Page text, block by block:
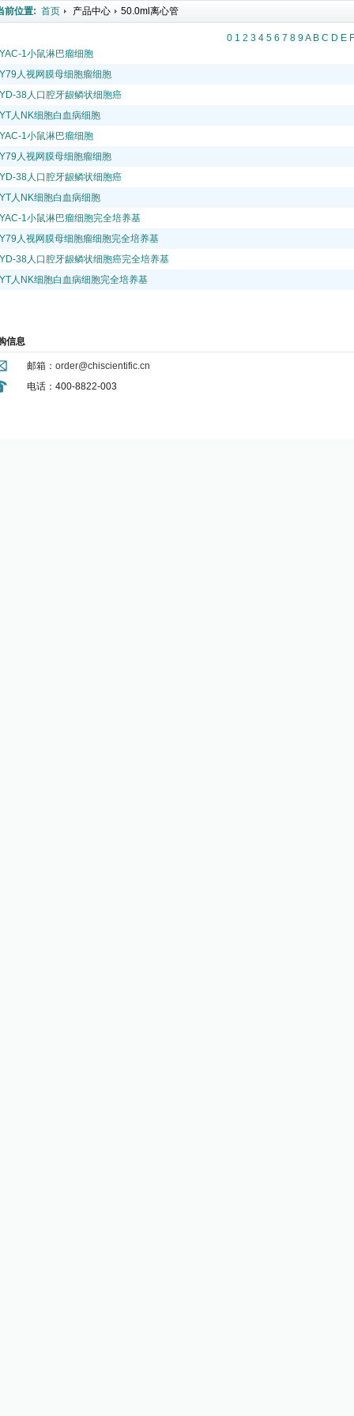
前位置: 首页 产品中心 50.0ml离心管
0 1 2 3 4 5 6 7 8 9 A B C D E F
YAC-1小鼠淋巴瘤细胞
Y79人视网膜母细胞瘤细胞
YD-38人口腔牙龈鳞状细胞癌
YT人NK细胞白血病细胞
YAC-1小鼠淋巴瘤细胞
Y79人视网膜母细胞瘤细胞
YD-38人口腔牙龈鳞状细胞癌
YT人NK细胞白血病细胞
YAC-1小鼠淋巴瘤细胞完全培养基
Y79人视网膜母细胞瘤细胞完全培养基
YD-38人口腔牙龈鳞状细胞癌完全培养基
YT人NK细胞白血病细胞完全培养基
信息
邮箱： order@chiscientific.cn
电话：400-8822-003